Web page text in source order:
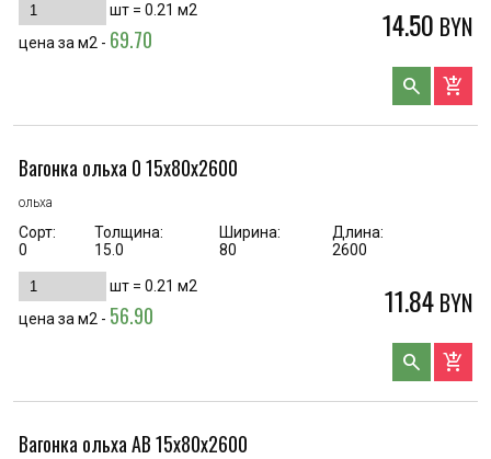
шт = 0.21 м2
цена за м2 - 69.70 14.50 BYN
search add_shopping_cart
Вагонка ольха 0 15х80х2600
ольха
Сорт:
0
Толщина:
15.0
Ширина:
80
Длина:
2600
шт = 0.21 м2
цена за м2 - 56.90 11.84 BYN
search add_shopping_cart
Вагонка ольха AB 15х80х2600